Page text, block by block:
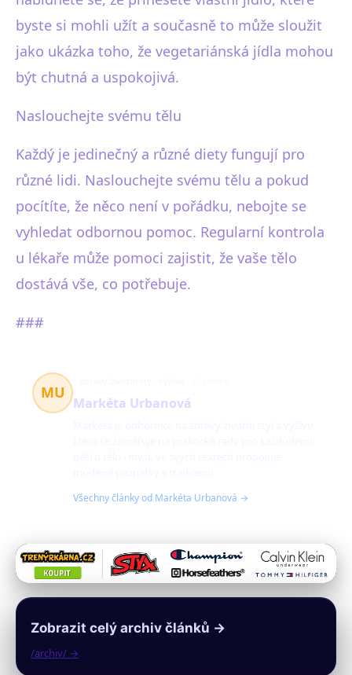
byste si mohli užít a současně to může sloužit
jako ukázka toho, že vegetariánská jídla mohou
být chutná a uspokojivá.
Naslouchejte svému tělu
Každý je jedinečný a různé diety fungují pro
různé lidi. Naslouchejte svému tělu a pokud
pocítíte, že něco není v pořádku, nebojte se
vyhledat odbornou pomoc. Regularní kontrola
u lékaře může pomoci zajistit, že vaše tělo
dostává vše, co potřebuje.
###
MU
Markéta Urbanová
Všechny články od Markéta Urbanová →
Zobrazit celý archiv článků →
/archiv/ →